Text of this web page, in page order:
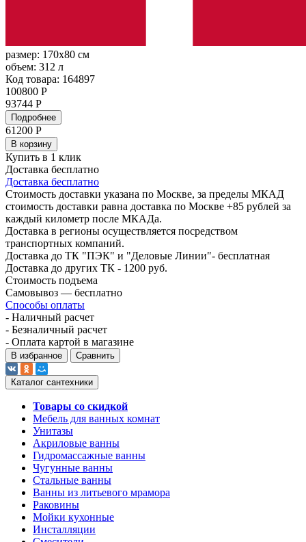
размер: 170x80 см
объем: 312 л
Код товара: 164897
100800 Р
93744 Р
Подробнее
61200 Р
В корзину
Купить в 1 клик
Доставка бесплатно
Доставка бесплатно
Стоимость доставки указана по Москве, за пределы МКАД
стоимость доставки равна доставка по Москве +85 рублей за
каждый километр после МКАДа.
Доставка в регионы осуществляется посредством
транспортных компаний.
Доставка до ТК "ПЭК" и "Деловые Линии"- бесплатная
Доставка до других ТК - 1200 руб.
Стоимость подъема
Самовывоз — бесплатно
Способы оплаты
- Наличный расчет
- Безналичный расчет
- Оплата картой в магазине
В избранное Сравнить
Каталог сантехники
Товары со скидкой
Мебель для ванных комнат
Унитазы
Акриловые ванны
Гидромассажные ванны
Чугунные ванны
Стальные ванны
Ванны из литьевого мрамора
Раковины
Мойки кухонные
Инсталляции